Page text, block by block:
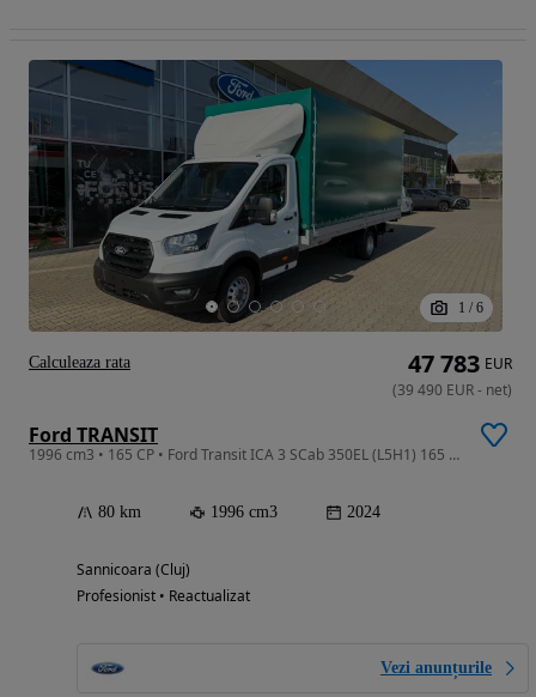
1 / 6
Ford TRANSIT
1996 cm3 • 165 CP • Ford Transit ICA 3 SCab 350EL (L5H1) 165 CP - cu prelata si lift
80 km 1996 cm3 2024
Sannicoara (Cluj)
Profesionist • Reactualizat
Vezi anunțurile
47 783 EUR
(39 490 EUR- net)
Calculeaza rata